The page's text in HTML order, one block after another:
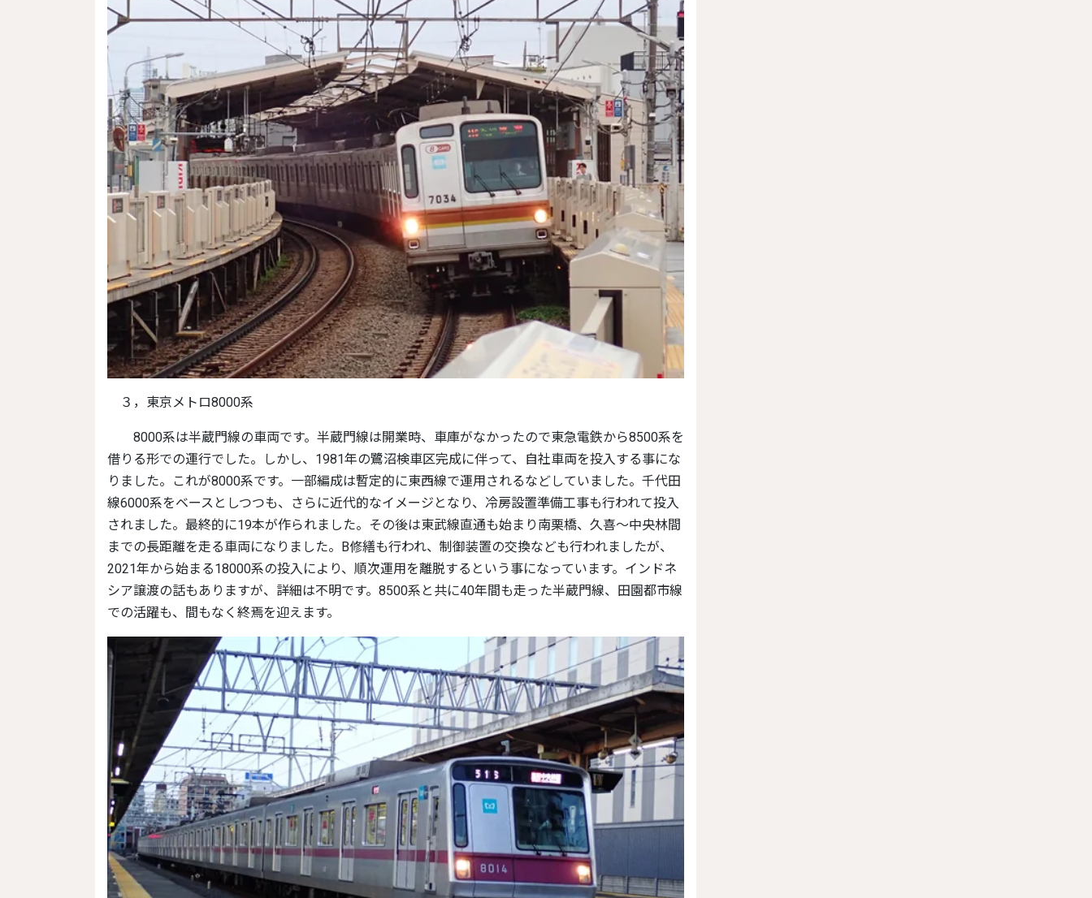
３，東京メトロ8000系
8000系は半蔵門線の車両です。半蔵門線は開業時、車庫がなかったので東急電鉄から8500系を
借りる形での運行でした。しかし、1981年の鷺沼検車区完成に伴って、自社車両を投入する事にな
りました。これが8000系です。一部編成は暫定的に東西線で運用されるなどしていました。千代田
線6000系をベースとしつつも、さらに近代的なイメージとなり、冷房設置準備工事も行われて投入
されました。最終的に19本が作られました。その後は東武線直通も始まり南栗橋、久喜～中央林間
までの長距離を走る車両になりました。B修繕も行われ、制御装置の交換なども行われましたが、
2021年から始まる18000系の投入により、順次運用を離脱するという事になっています。インドネ
シア譲渡の話もありますが、詳細は不明です。8500系と共に40年間も走った半蔵門線、田園都市線
での活躍も、間もなく終焉を迎えます。